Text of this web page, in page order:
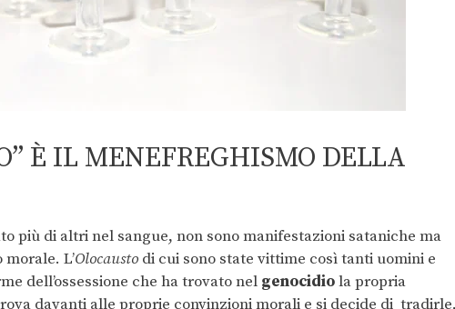
È IL MENEFREGHISMO DELLA
più di altri nel sangue, non sono manifestazioni sataniche ma
L’Olocausto di cui sono state vittime così tanti uomini e
dell’ossessione che ha trovato nel genocidiola propria
davanti alle proprie convinzioni morali e si decide di